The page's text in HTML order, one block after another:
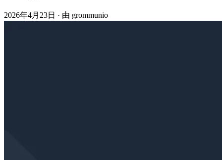
2026年4月23日 · 由 grommunio